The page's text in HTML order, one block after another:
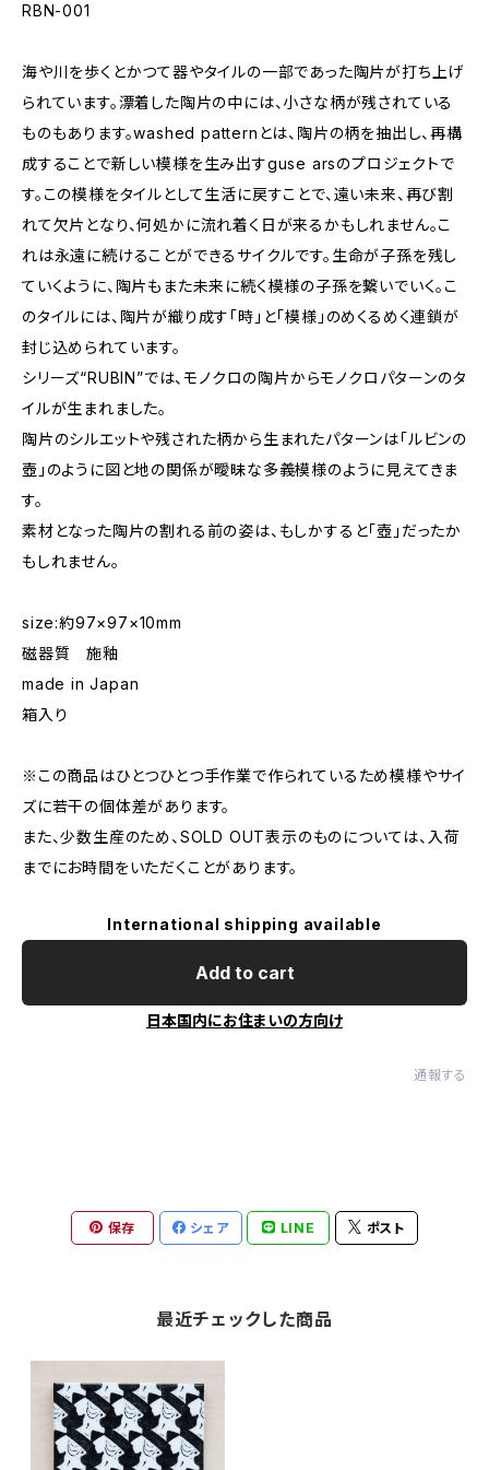
RBN-001
海や川を歩くとかつて器やタイルの一部であった陶片が打ち上げ
られています。漂着した陶片の中には、小さな柄が残されている
ものもあります。washed patternとは、陶片の柄を抽出し、再構
成することで新しい模様を生み出すguse arsのプロジェクトで
す。この模様をタイルとして生活に戻すことで、遠い未来、再び割
れて欠片となり、何処かに流れ着く日が来るかもしれません。こ
れは永遠に続けることができるサイクルです。生命が子孫を残し
ていくように、陶片もまた未来に続く模様の子孫を繋いでいく。こ
のタイルには、陶片が織り成す「時」と「模様」のめくるめく連鎖が
封じ込められています。
シリーズ“RUBIN”では、モノクロの陶片からモノクロパターンのタ
イルが生まれました。
陶片のシルエットや残された柄から生まれたパターンは「ルビンの
壺」のように図と地の関係が曖昧な多義模様のように見えてきま
す。
素材となった陶片の割れる前の姿は、もしかすると「壺」だったか
もしれません。
size:約97×97×10mm
磁器質 施釉
made in Japan
箱入り
※この商品はひとつひとつ手作業で作られているため模様やサイ
ズに若干の個体差があります。
また、少数生産のため、SOLD OUT表示のものについては、入荷
までにお時間をいただくことがあります。
International shipping available
Add to cart
日本国内にお住まいの方向け
通報する
保存 シェア LINE ポスト
最近チェックした商品